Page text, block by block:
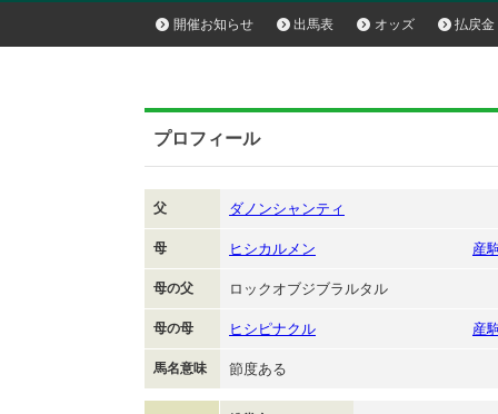
開催お知らせ 出馬表 オッズ 払戻金
プロフィール
父 ダノンシャンティ
母 ヒシカルメン 産
母の父 ロックオブジブラルタル
母の母 ヒシピナクル 産
馬名意味 節度ある